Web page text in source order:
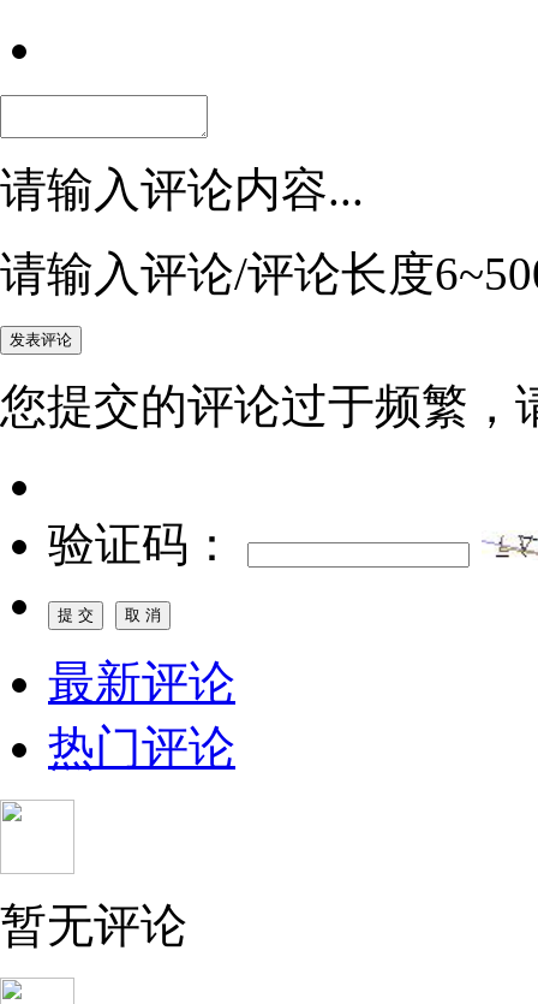
请输入评论内容...
请输入评论/评论长度
您提交的评论过于频繁，
验证码：
最新评论
热门评论
暂无评论